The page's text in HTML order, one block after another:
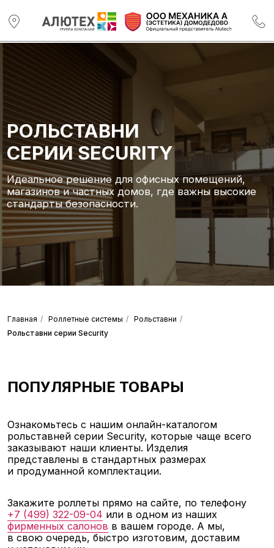
РОЛЬСТАВНИ
СЕРИИ SECURITY
Идеальное решение для офисных помещений,
магазинов и частных домов, где важны высокие
стандарты безопасности.
Главная / Роллетные системы / Рольставни /
Рольставни серии Security
ПОПУЛЯРНЫЕ ТОВАРЫ
Ознакомьтесь с нашим онлайн-каталогом
рольставней серии Security, которые чаще всего
заказывают наши клиенты. Изделия
представлены в стандартных размерах
и продуманной комплектации.
Закажите роллеты прямо на сайте, по телефону
+7 (499) 322-09-04 или в одном из наших
фирменных салонов в вашем городе. А мы,
в свою очередь, быстро изготовим, доставим